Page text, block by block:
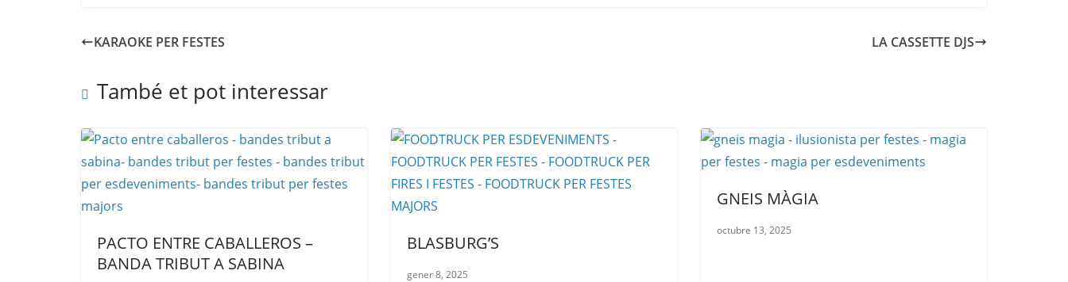
KARAOKE PER FESTES LA CASSETTE DJS
També et pot interessar
PACTO ENTRE CABALLEROS –
BANDA TRIBUT A SABINA
BLASBURG’S
gener 8, 2025
GNEIS MÀGIA
octubre 13, 2025